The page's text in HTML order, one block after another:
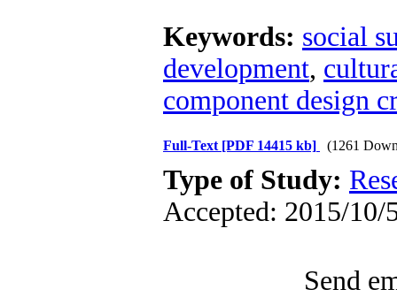
Keywords: social
development,
component design
Full-Text [PDF 14415 kb] (1261
Type of Study:
Accepted: 2015/10/
Send